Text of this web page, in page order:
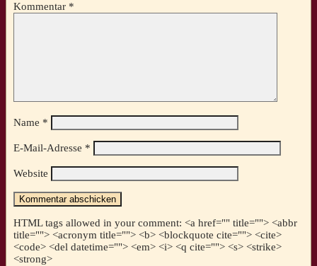
Kommentar *
Name *
E-Mail-Adresse *
Website
HTML tags allowed in your comment: <a href="" title=""> <abbr
title=""> <acronym title=""> <b> <blockquote cite=""> <cite>
<code> <del datetime=""> <em> <i> <q cite=""> <s> <strike>
<strong>